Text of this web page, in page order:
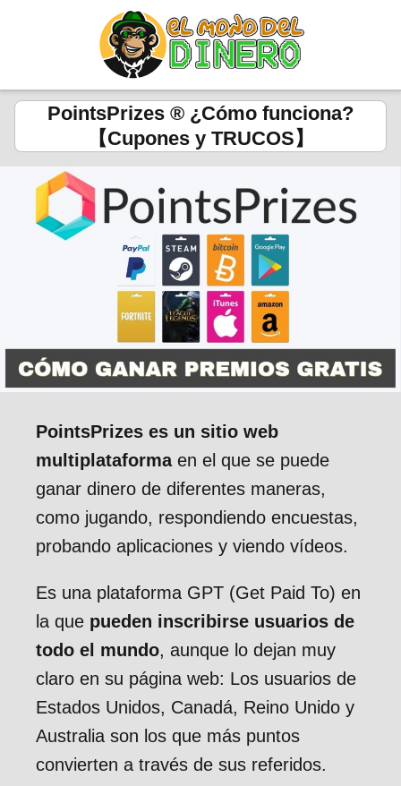
PointsPrizes ® ¿Cómo funciona?
【Cupones y TRUCOS】
PointsPrizes es un sitio web
multiplataformaen el que se puede
ganar dinero de diferentes maneras,
como jugando, respondiendo encuestas,
probando aplicaciones y viendo vídeos.
Es una plataforma GPT (Get Paid To) en
la que pueden inscribirse usuarios de
todo el mundo, aunque lo dejan muy
claro en su página web: Los usuarios de
Estados Unidos, Canadá, Reino Unido y
Australia son los que más puntos
convierten a través de sus referidos.